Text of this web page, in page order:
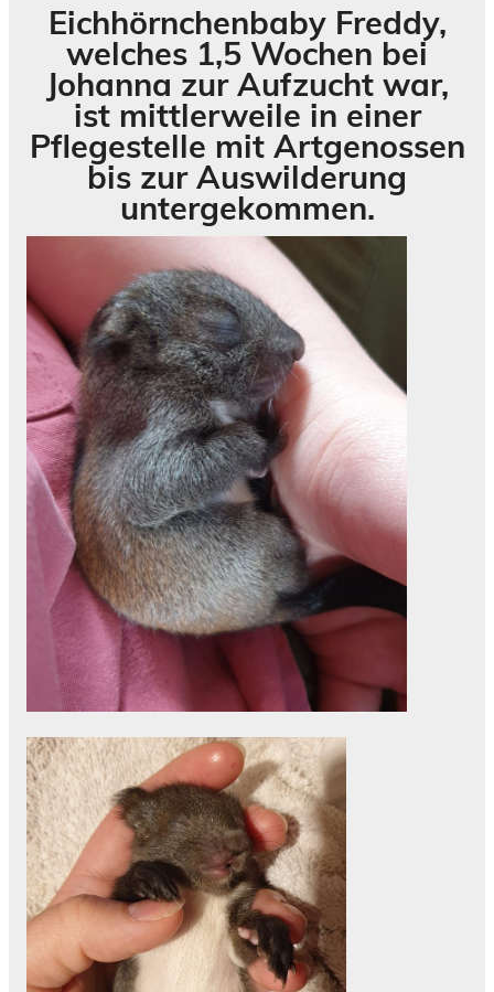
Eichhörnchenbaby Freddy,
welches 1,5 Wochen bei
Johanna zur Aufzucht war,
ist mittlerweile in einer
Pflegestelle mit Artgenossen
bis zur Auswilderung
untergekommen.